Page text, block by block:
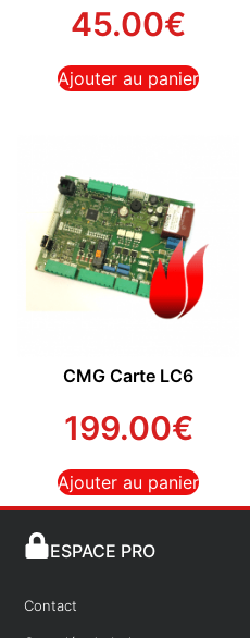
45.00€
Ajouter au panier
CMG Carte LC6
199.00€
Ajouter au panier
ESPACE PRO
Contact